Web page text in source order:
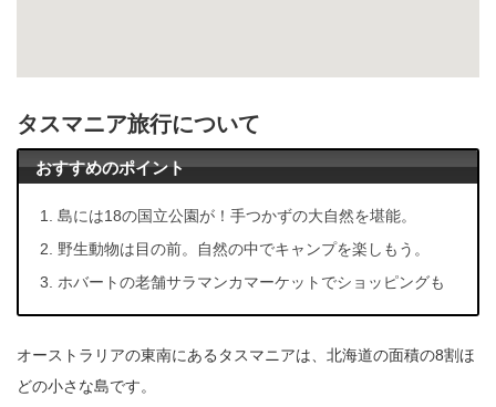
タスマニア旅行について
おすすめのポイント
島には18の国立公園が！手つかずの大自然を堪能。
野生動物は目の前。自然の中でキャンプを楽しもう。
ホバートの老舗サラマンカマーケットでショッピングも
オーストラリアの東南にあるタスマニアは、北海道の面積の8割ほ
どの小さな島です。